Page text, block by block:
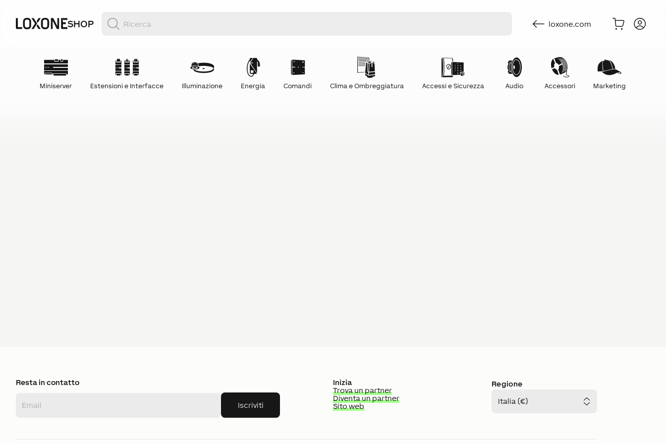
SHOP loxone.com
Miniserver Estensioni e Interfacce Illuminazione Energia Comandi Clima e Ombreggiatura Accessi e Sicurezza Audio Accessori Marketing
Resta in contatto
Iscriviti
Inizia
Trova un partner
Diventa un partner
Sito web
Regione
Italia (€)